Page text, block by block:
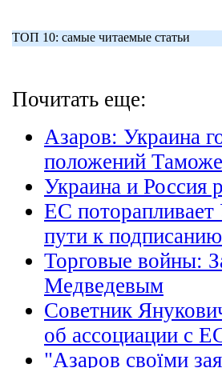
ТОП 10: самые читаемые статьи
Почитать еще:
Азаров: Украина
положений
Украина и Россия
ЕС
пути к
Торговые войны:
Медведевым
Советник
об ассоциации с
"Азаров своїми